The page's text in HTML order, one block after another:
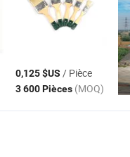
0,125 $US / Pièce
3 600 Pièces (MOQ)